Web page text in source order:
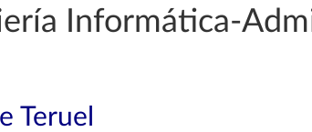
Informática-
Teruel